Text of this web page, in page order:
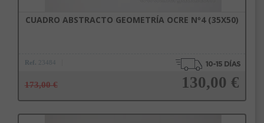
CUADRO ABSTRACTO GEOMETRÍA OCRE Nº4 (35X50)
Ref.
173,00 € 130,00 €